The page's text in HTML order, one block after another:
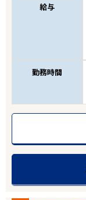
給与
勤務時間